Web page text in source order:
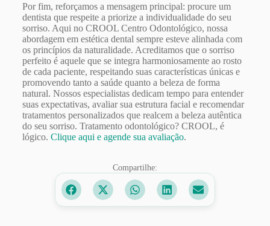
Por fim, reforçamos a mensagem principal: procure um
dentista que respeite a priorize a individualidade do seu
sorriso. Aqui no CROOL Centro Odontológico, nossa
abordagem em estética dental sempre esteve alinhada com
os princípios da naturalidade. Acreditamos que o sorriso
perfeito é aquele que se integra harmoniosamente ao rosto
de cada paciente, respeitando suas características únicas e
promovendo tanto a saúde quanto a beleza de forma
natural. Nossos especialistas dedicam tempo para entender
suas expectativas, avaliar sua estrutura facial e recomendar
tratamentos personalizados que realcem a beleza autêntica
do seu sorriso. Tratamento odontológico? CROOL, é
lógico. Clique aqui e agende sua avaliação.
Compartilhe: